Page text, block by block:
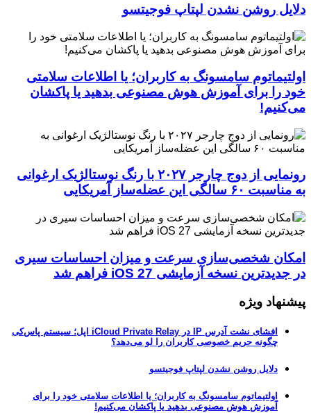
دلایل روشن نشدن لپتاپ فوجیتسو
اولتیماتوم سامسونگ به کاربران؛ یا اطلاعات سلامتی
خود را برای آموزش هوش مصنوعی بدهید یا پاکشان
می‌کنیم!
رونمایی از دوج چارجر ۲۰۲۷ با رنگ نوستالژیک ارغوانی
به مناسبت ۶۰ سالگی این عضله‌ساز آمریکایی
امکان شخصی‌سازی سرعت و میزان احساسات سیری
در جدیدترین نسخه آزمایشی iOS 27 فراهم شد
پیشنهاد ویژه
افشای نشت آدرس IP در iCloud Private Relay اپل؛ سیستم پاس‌کی
چگونه حریم خصوصی کاربران را لو می‌دهد؟
دلایل روشن نشدن لپتاپ فوجیتسو
اولتیماتوم سامسونگ به کاربران؛ یا اطلاعات سلامتی خود را برای
آموزش هوش مصنوعی بدهید یا پاکشان می‌کنیم!